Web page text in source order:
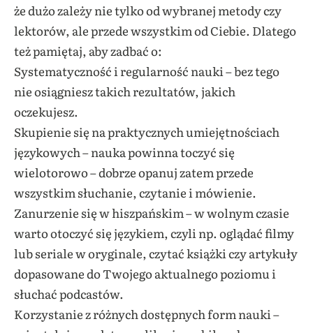
że dużo zależy nie tylko od wybranej metody czy
lektorów, ale przede wszystkim od Ciebie. Dlatego
też pamiętaj, aby zadbać o:
Systematyczność i regularność nauki – bez tego
nie osiągniesz takich rezultatów, jakich
oczekujesz.
Skupienie się na praktycznych umiejętnościach
językowych – nauka powinna toczyć się
wielotorowo – dobrze opanuj zatem przede
wszystkim słuchanie, czytanie i mówienie.
Zanurzenie się w hiszpańskim – w wolnym czasie
warto otoczyć się językiem, czyli np. oglądać filmy
lub seriale w oryginale, czytać książki czy artykuły
dopasowane do Twojego aktualnego poziomu i
słuchać podcastów.
Korzystanie z różnych dostępnych form nauki –